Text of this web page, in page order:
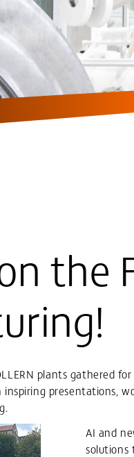
the
plants gathered
presentations,
AI and
solutions